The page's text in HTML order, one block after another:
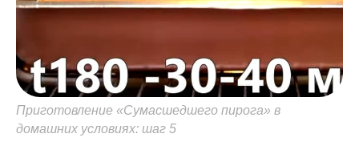
Приготовление «Сумасшедшего пирога» в
домашних условиях: шаг 5